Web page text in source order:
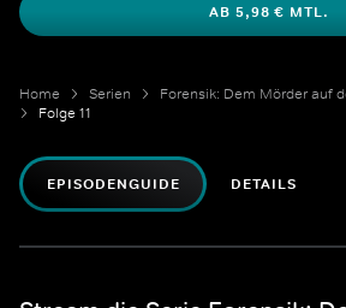
AB 5,98 € MTL.
Home Serien
Folge 11
EPISODENGUIDE DETAILS